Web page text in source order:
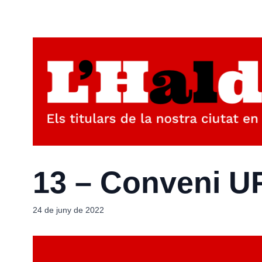
13 – Conveni
24 de juny de 2022